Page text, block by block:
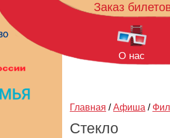
Заказ
О нас
Главная / Афиша /
Стекло